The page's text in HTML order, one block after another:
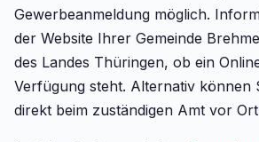
Gewerbeanmeldung möglich.
der Website Ihrer Gemeinde
des Landes Thüringen, ob ein
Verfügung steht. Alternativ können
direkt beim zuständigen Amt vor